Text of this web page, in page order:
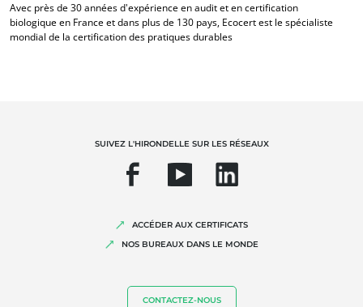
Textile
Bois et forêt
Portugal (portugais)
Roumanie (roumain)
Avec près de 30 années d'expérience en audit et en certification
biologique en France et dans plus de 130 pays, Ecocert est le spécialiste
mondial de la certification des pratiques durables
SUIVEZ L'HIRONDELLE SUR LES RÉSEAUX
ACCÉDER AUX CERTIFICATS
NOS BUREAUX DANS LE MONDE
CONTACTEZ-NOUS